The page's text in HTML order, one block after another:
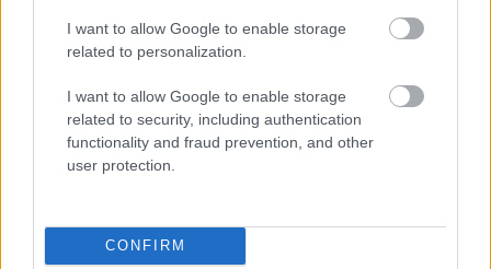
I want to allow Google to enable storage
related to personalization.
I want to allow Google to enable storage
related to security, including authentication
functionality and fraud prevention, and other
user protection.
CONFIRM